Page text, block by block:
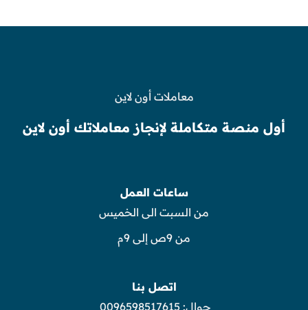
معاملات أون لاين
أول منصة متكاملة لإنجاز معاملاتك أون لاين
ساعات العمل
من السبت الى الخميس
من 9ص إلى 9م
اتصل بنا
جوال: 0096598517615